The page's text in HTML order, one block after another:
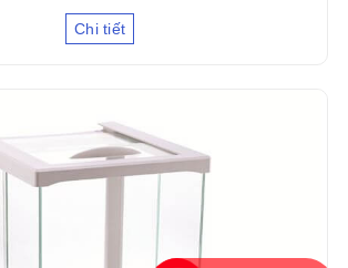
Chi tiết